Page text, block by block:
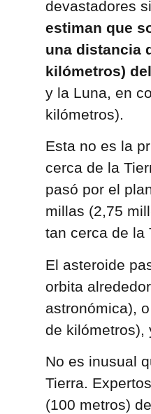
devastadores
estiman que
una distancia
kilómetros)
y la Luna, en
kilómetros).
Esta no es la
cerca de la
pasó por el
millas (2,75
tan cerca de la
El asteroide
orbita
astronómica),
de kilómetros),
No es inusual
Tierra.
(100 metros)